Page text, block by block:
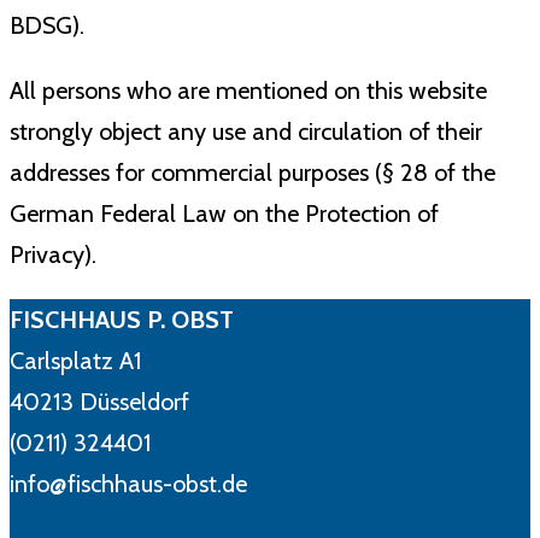
BDSG).
All persons who are mentioned on this website
strongly object any use and circulation of their
addresses for commercial purposes (§ 28 of the
German Federal Law on the Protection of
Privacy).
FISCHHAUS P. OBST
Carlsplatz A1
40213 Düsseldorf
(0211) 324401
info@fischhaus-obst.de